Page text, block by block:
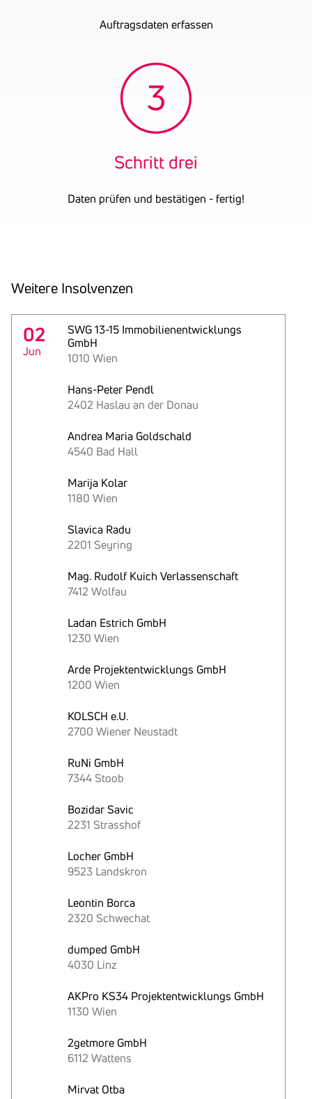
Auftragsdaten erfassen
Schritt drei
Daten prüfen und bestätigen - fertig!
Weitere Insol­venzen
02
Jun
SWG 13-15 Immobilienentwicklungs
GmbH
1010 Wien
Hans-Peter Pendl
2402 Haslau an der Donau
Andrea Maria Goldschald
4540 Bad Hall
Marija Kolar
1180 Wien
Slavica Radu
2201 Seyring
Mag. Rudolf Kuich Verlassenschaft
7412 Wolfau
Ladan Estrich GmbH
1230 Wien
Arde Projektentwicklungs GmbH
1200 Wien
KOLSCH e.U.
2700 Wiener Neustadt
RuNi GmbH
7344 Stoob
Bozidar Savic
2231 Strasshof
Locher GmbH
9523 Landskron
Leontin Borca
2320 Schwechat
dumped GmbH
4030 Linz
AKPro KS34 Projektentwicklungs GmbH
1130 Wien
2getmore GmbH
6112 Wattens
Mirvat Otba